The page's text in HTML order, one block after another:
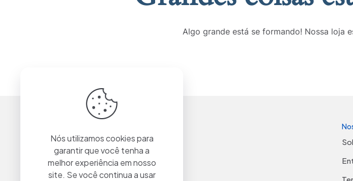
Algo grande está se formando! Nossa loja
Nós utilizamos cookies para
garantir que você tenha a
melhor experiência em nosso
site. Se você continua a usar